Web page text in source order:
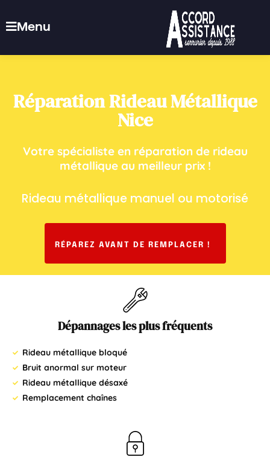
Menu
RéparationRideauMétallique
Nice
Votre spécialiste en réparation de rideau
métallique au meilleur prix !
Rideau métallique manuel ou motorisé
RÉPAREZ AVANT DE REMPLACER !
Dépannages les plus fréquents
Rideau métallique bloqué
Bruit anormal sur moteur
Rideau métallique désaxé
Remplacement chaînes